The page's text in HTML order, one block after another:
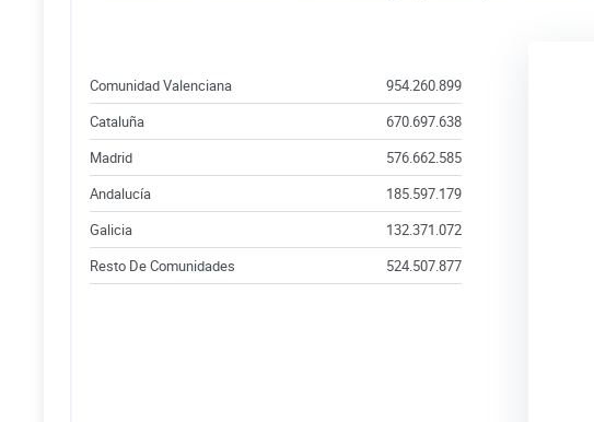
Comunidad Valenciana
954.260.899
Cataluña
670.697.638
Madrid
576.662.585
Andalucía
185.597.179
Galicia
132.371.072
Resto De Comunidades
524.507.877